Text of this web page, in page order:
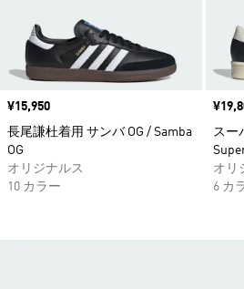
価格
¥15,950
長尾謙杜着用 サンバ OG / Samba
OG
オリジナルス
10 カラー
価格
スー
オリ
6 カ